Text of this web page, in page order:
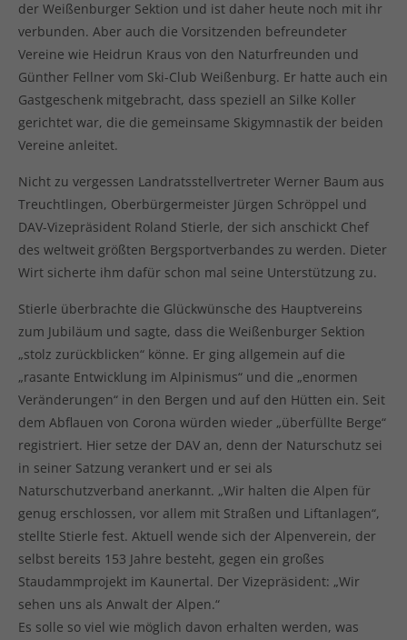
der Weißenburger Sektion und ist daher heute noch mit ihr
verbunden. Aber auch die Vorsitzenden befreundeter
Vereine wie Heidrun Kraus von den Naturfreunden und
Günther Fellner vom Ski-Club Weißenburg. Er hatte auch ein
Gastgeschenk mitgebracht, dass speziell an Silke Koller
gerichtet war, die die gemeinsame Skigymnastik der beiden
Vereine anleitet.
Nicht zu vergessen Landratsstellvertreter Werner Baum aus
Treuchtlingen, Oberbürgermeister Jürgen Schröppel und
DAV-Vizepräsident Roland Stierle, der sich anschickt Chef
des weltweit größten Bergsportverbandes zu werden. Dieter
Wirt sicherte ihm dafür schon mal seine Unterstützung zu.
Stierle überbrachte die Glückwünsche des Hauptvereins
zum Jubiläum und sagte, dass die Weißenburger Sektion
„stolz zurückblicken“ könne. Er ging allgemein auf die
„rasante Entwicklung im Alpinismus“ und die „enormen
Veränderungen“ in den Bergen und auf den Hütten ein. Seit
dem Abflauen von Corona würden wieder „überfüllte Berge“
registriert. Hier setze der DAV an, denn der Naturschutz sei
in seiner Satzung verankert und er sei als
Naturschutzverband anerkannt. „Wir halten die Alpen für
genug erschlossen, vor allem mit Straßen und Liftanlagen“,
stellte Stierle fest. Aktuell wende sich der Alpenverein, der
selbst bereits 153 Jahre besteht, gegen ein großes
Staudammprojekt im Kaunertal. Der Vizepräsident: „Wir
sehen uns als Anwalt der Alpen.“
Es solle so viel wie möglich davon erhalten werden, was